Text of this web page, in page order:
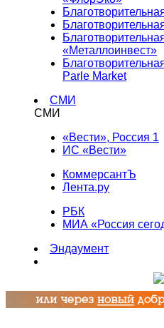
«Металлоинвест»
Parle Market
СМИ
СМИ
«Вести», Россия 1
ИС «Вести»
КоммерсантЪ
Лента.ру
РБК
МИА «Россия
Эндаумент